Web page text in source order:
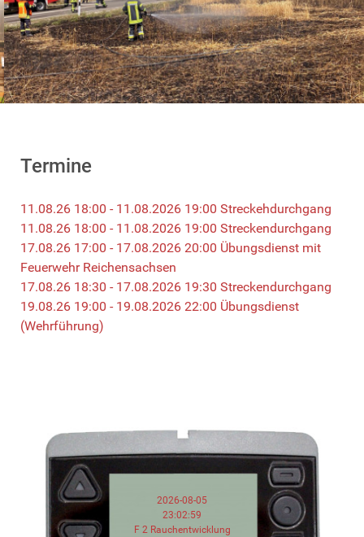
Termine
11.08.26 18:00 - 11.08.2026 19:00 Streckehdurchgang
11.08.26 18:00 - 11.08.2026 19:00 Streckendurchgang
17.08.26 17:00 - 17.08.2026 20:00 Übungsdienst mit
Feuerwehr Reichensachsen
17.08.26 18:30 - 17.08.2026 19:30 Streckendurchgang
19.08.26 19:00 - 19.08.2026 22:00 Übungsdienst
(Wehrführung)
2026-08-05
23:02:59
F 2 Rauchentwicklung